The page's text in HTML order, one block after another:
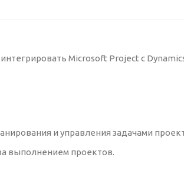
Microsoft Project с
и управления задачами
выполнением проектов.